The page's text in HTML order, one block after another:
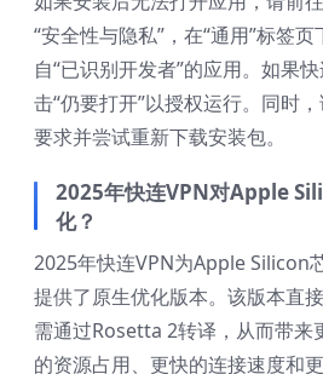
“安全性与隐私”，在“通用”标签
自“已识别开发者”的应用。如果
击“仍要打开”以授权运行。同时
要求并尝试重新下载安装包。
2025年快连VPN对Apple
化？
2025年快连VPN为Apple Silicon
提供了原生优化版本。该版本直
需通过Rosetta 2转译，从而带来
的资源占用、更快的连接速度和